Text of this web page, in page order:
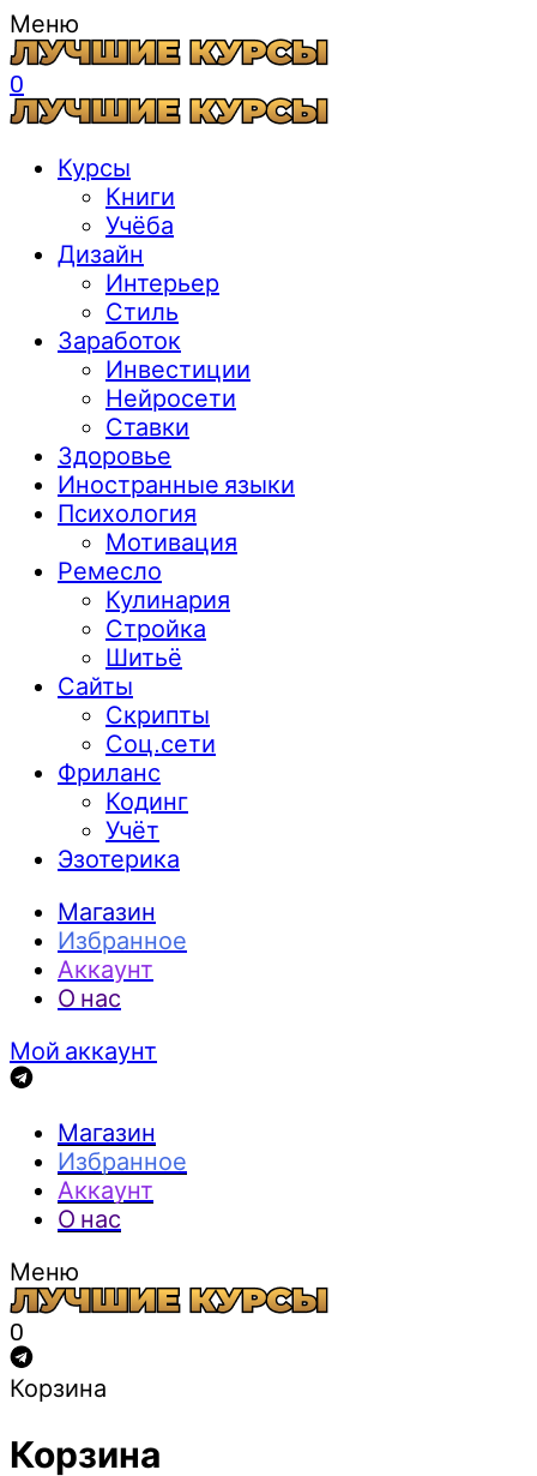
Меню
0
Курсы
Книги
Учёба
Дизайн
Интерьер
Стиль
Заработок
Инвестиции
Нейросети
Ставки
Здоровье
Иностранные языки
Психология
Мотивация
Ремесло
Кулинария
Стройка
Шитьё
Сайты
Скрипты
Соц.сети
Фриланс
Кодинг
Учёт
Эзотерика
Магазин
Избранное
Аккаунт
О нас
Мой аккаунт
Магазин
Избранное
Аккаунт
О нас
Меню
0
Корзина
Корзина